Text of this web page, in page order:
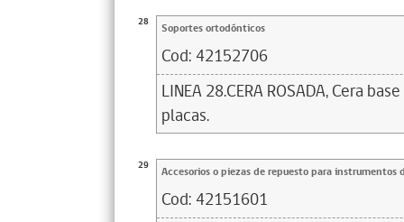
28 Soportes ortodónticos
Cod: 42152706
LINEA 28.CERA ROSADA, Cera
placas.
29 Accesorios o piezas de repuesto para instrumentos
Cod: 42151601